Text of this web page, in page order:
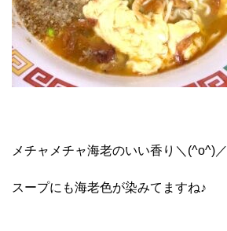
メチャメチャ海老のいい香り＼(^o^)／
スープにも海老色が染みてますね♪